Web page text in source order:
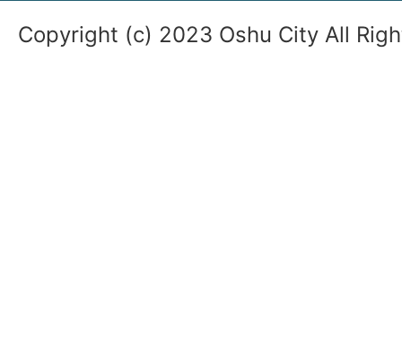
Copyright (c) 2023 Oshu City All